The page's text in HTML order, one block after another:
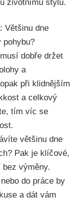
životnímu stylu.
: Většinu dne
pohybu?
dobře držet
a
při klidnějším
a celkový
tím víc se
většinu dne
Pak je klíčové,
výměny.
do práce by
a dát vám